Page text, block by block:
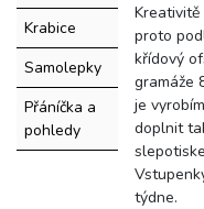
Krabice
Samolepky
Přáníčka a
pohledy
proto
křídový
gramáže
je
doplnit
týdne.